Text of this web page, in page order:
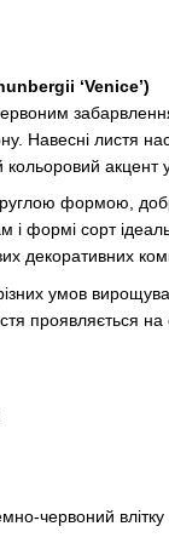
‘Venice’)
Навесні листя
акцент
формою,
і формі сорт
декоративних
умов
проявляється на
червоний влітку